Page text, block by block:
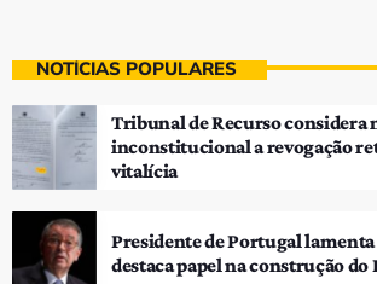
NOTÍCIAS POPULARES
Tribunal de Recurso considera
inconstitucional a revogação
vitalícia
Presidente de Portugal
destaca papel na construção